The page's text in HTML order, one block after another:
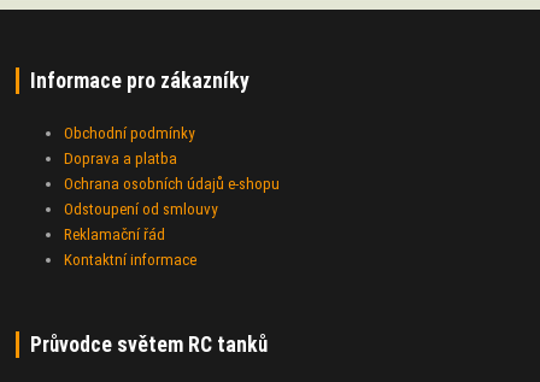
Informace pro zákazníky
Obchodní podmínky
Doprava a platba
Ochrana osobních údajů e-shopu
Odstoupení od smlouvy
Reklamační řád
Kontaktní informace
Průvodce světem RC tanků